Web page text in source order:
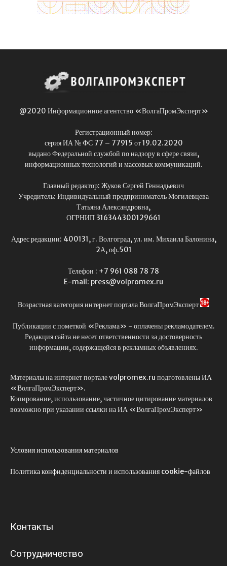
@2020 Информационное агентство «ВолгаПромЭксперт»
Регистрационный номер:
серия ИА № ФС 77 – 77915 от 19.02.2020
выдано Федеральной службой по надзору в сфере связи,
информационных технологий и массовых коммуникаций.
Главный редактор: Жуков Сергей Геннадьевич
Учредитель: Индивидуальный предприниматель Могилевцева
Татьяна Александровна,
ОГРНИП 316344300129661
Адрес редакции: 400131, г. Волгоград, ул. им. Михаила Балонина,
2А, оф.501
Телефон : +7 961 088 78 78
E-mail: press@volpromex.ru
Возрастная категория интернет портала ВолгаПромЭксперт
Публикации с пометкой «Реклама» - оплачены рекламодателем.
Редакция сайта не несет ответственности за достоверность
информации, содержащейся в рекламных объявлениях.
Материалы на интернет портале volpromex.ru подготовлены ИА
«ВолгаПромЭксперт».
Копирование, использование, частичное цитирование материалов
возможно при указании ссылки на ИА «ВолгаПромЭксперт»
Условия использования материалов
Политика конфиденциальности и использования cookie-файлов
Контакты
Сотрудничество